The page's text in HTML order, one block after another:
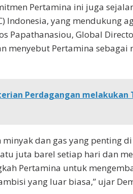
Pertamina ini juga
Indonesia, yang mendukung
Papathanasiou, Global
menyebut Pertamina sebagai
Perdagangan melakukan
dan gas yang penting di
juta barel setiap hari dan
Pertamina untuk
yang luar biasa,” ujar